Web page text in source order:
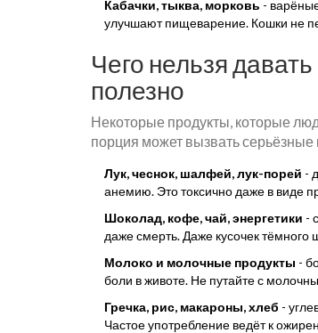
Кабачки, тыква, морковь -
улучшают пищеварение. Кошки не
Чего нельзя
полезно
Некоторые продукты, которые
порция может вызвать серьёзные
Лук, чеснок, шалфей, лук-порей -
анемию. Это токсично даже в виде
Шоколад, кофе, чай, энергетики -
даже смерть. Даже кусочек
Молоко и молочные продукты -
боли в животе. Не путайте с
Гречка, рис, макароны, хлеб -
Частое употребление ведёт к